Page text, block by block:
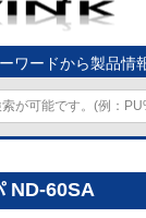
ワードから製品情
ND-60SA